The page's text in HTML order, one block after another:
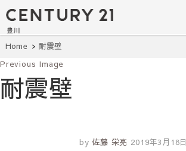
豊田市の中古
住宅・土地・
リノベ物件探
し｜センチュ
リー21豊川
建て・土地探しはセンチュリー21豊
川へ。豊田市内の最新物件情報を随
時更新中！駅近、建築条件無し、ペ
ット可、学区別など、お客様のこだ
単検索。
Home 耐震壁
Previous Image
耐震壁
by 佐藤 栄亮 2019年3月18日